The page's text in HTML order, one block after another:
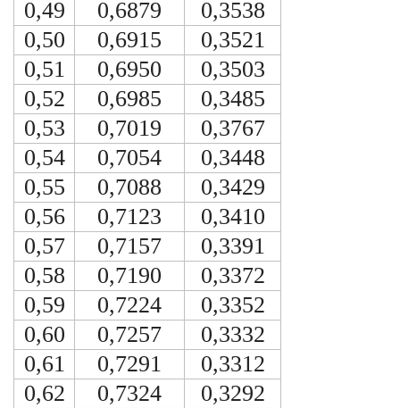
0,49 0,6879
0,3538
0,50
0,6915
0,3521
0,51
0,6950
0,3503
0,52
0,6985
0,3485
0,53
0,7019
0,3767
0,54
0,7054
0,3448
0,55
0,7088
0,3429
0,56
0,7123
0,3410
0,57
0,7157
0,3391
0,58
0,7190
0,3372
0,59
0,7224
0,3352
0,60
0,7257
0,3332
0,61
0,7291
0,3312
0,62
0,7324
0,3292